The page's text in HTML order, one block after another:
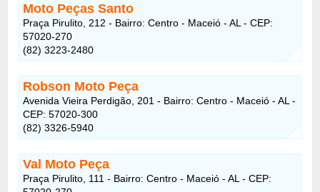
Moto Peças Santo
Praça Pirulito, 212 - Bairro: Centro - Maceió - AL - CEP:
57020-270
(82) 3223-2480
Robson Moto Peça
Avenida Vieira Perdigão, 201 - Bairro: Centro - Maceió - AL -
CEP: 57020-300
(82) 3326-5940
Val Moto Peça
Praça Pirulito, 111 - Bairro: Centro - Maceió - AL - CEP: